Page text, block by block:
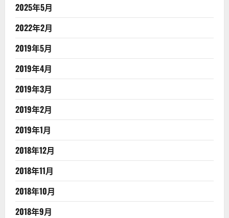
2025年5月
2022年2月
2019年5月
2019年4月
2019年3月
2019年2月
2019年1月
2018年12月
2018年11月
2018年10月
2018年9月